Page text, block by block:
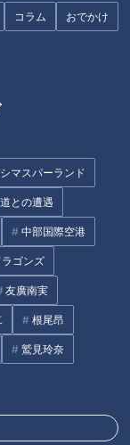
コラム おでかけ
マスパーランド
道との遭遇
中部国際空港
ラゴンズ
友廣南実
根尾昂
鷲見玲奈
る、吉本新喜劇座